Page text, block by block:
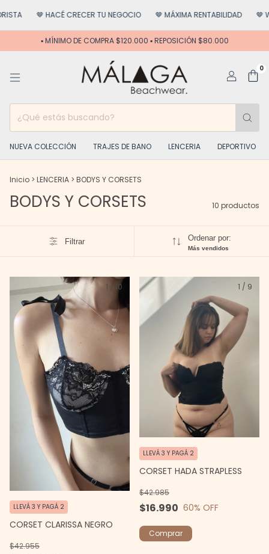
🤎 HACÉ CRECER TU NEGOCIO 🤎 MÁXIMA RENTABILIDAD 🤎 WEB
▪️ MÍNIMO DE COMPRA $120.000 ▪️ REPOSICIÓN $80.000
0
NUEVA COLECCIÓN TRAJES DE BANO LENCERIA DEPORTIVO
Inicio > LENCERIA > BODYS Y CORSETS
BODYS Y CORSETS 10 productos
Filtrar Ordenar por:
Más vendidos
1 / 10
CORSET CLARISSA NEGRO
$42.955
LLEVÁ 3 Y PAGÁ 2
1 / 9
CORSET HADA STRAPLESS
$16.990
$42.985
60% OFF
LLEVÁ 3 Y PAGÁ 2
Comprar